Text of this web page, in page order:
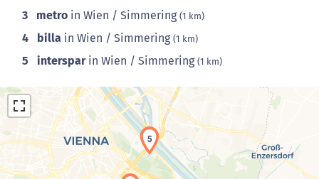
3 metro in Wien / Simmering (1 km)
4 billa in Wien / Simmering (1 km)
5 intersparin Wien / Simmering (1 km)
5